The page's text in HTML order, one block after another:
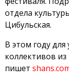
отдела
Цибульская.
В этом году для
коллективов
пишет